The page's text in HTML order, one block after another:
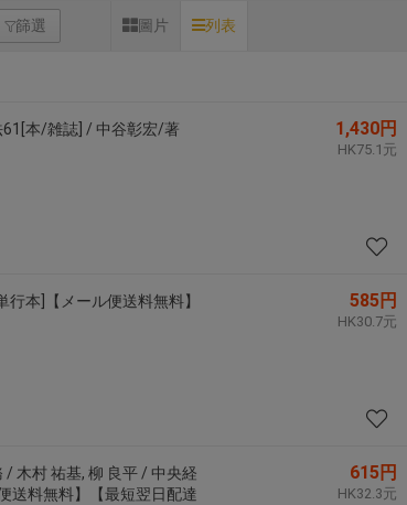
篩選 圖片 列表
本/雑誌] / 中谷彰宏/著 1,430円
HK75.1元
行本]【メール便送料無料】
585円
HK30.7元
/ 木村 祐基, 柳 良平 / 中央経
送料無料】【最短翌日配達
615円
HK32.3元